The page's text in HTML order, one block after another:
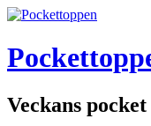
Veckans